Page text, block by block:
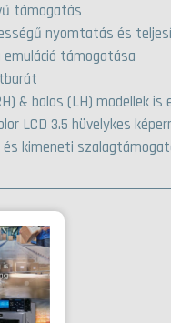
támogatás
nyomtatás és
támogatása
& balos (LH) modellek is
LCD 3.5 hüvelykes
kimeneti